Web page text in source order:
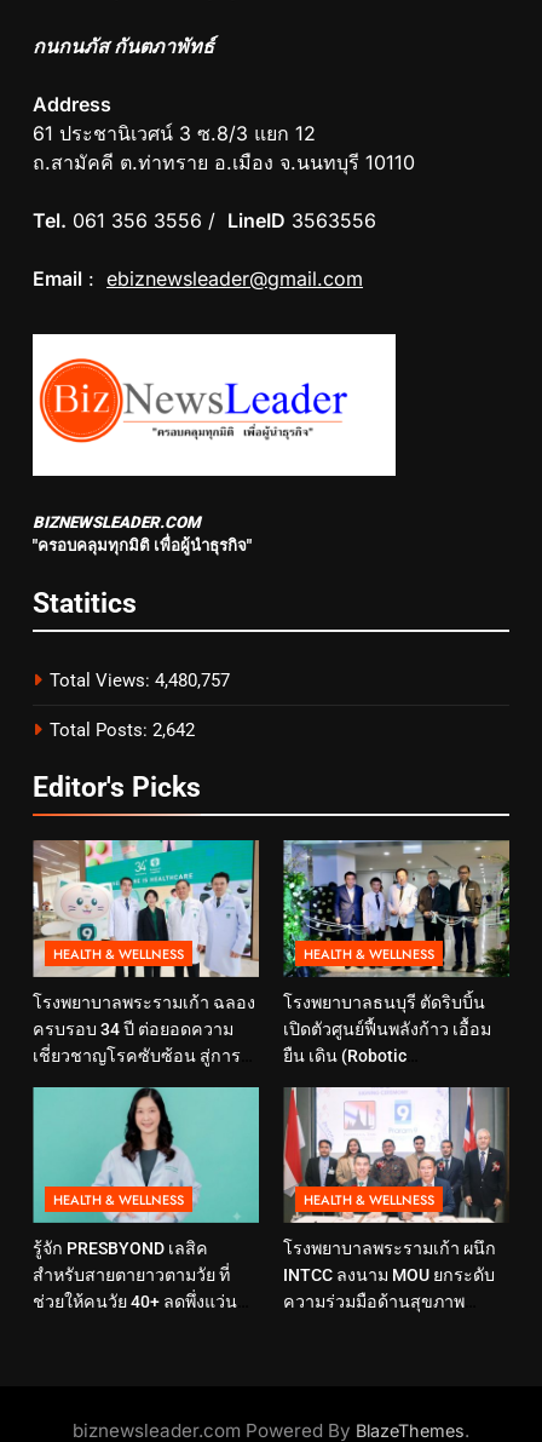
กนกนภัส กันตภาพัทธ์
Address
61 ประชานิเวศน์ 3 ซ.8/3 แยก 12
ถ.สามัคคี ต.ท่าทราย อ.เมือง จ.นนทบุรี 10110
Tel. 061 356 3556 / LineID 3563556
Email : ebiznewsleader@gmail.com
BIZNEWSLEADER.COM
"ครอบคลุมทุกมิติ เพื่อผู้นำธุรกิจ"
Statitics
Total Views: 4,480,757
Total Posts: 2,642
Editor's Picks
HEALTH & WELLNESS
โรงพยาบาลพระรามเก้า ฉลอง
ครบรอบ 34 ปี ต่อยอดความ
เชี่ยวชาญโรคซับซ้อน สู่การ
โจทย์ไลฟ์สไตล์ ภายใต้แนวคิด
“SELF-CARE IS HEALTHCARE”
HEALTH & WELLNESS
โรงพยาบาลธนบุรี ตัดริบบิ้น
เปิดตัวศูนย์ฟื้นพลังก้าว เอื้อม
ยืน เดิน (Robotic
เทคโนโลยีสุดล้ำ หุ่นยนต์ฝึก
เดิน มาเพิ่มประสิทธิภาพ
HEALTH & WELLNESS
รู้จัก PRESBYOND เลสิค
สำหรับสายตายาวตามวัย ที่
ช่วยให้คนวัย 40+ ลดพึ่งแว่น
HEALTH & WELLNESS
โรงพยาบาลพระรามเก้า ผนึก
INTCC ลงนาม MOU ยกระดับ
ความร่วมมือด้านสุขภาพ
biznewsleader.com Powered By BlazeThemes.